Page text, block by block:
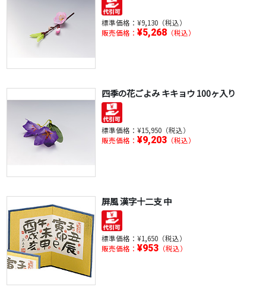
標準価格： ¥9,130（税込）
販売価格： ¥5,268（税込）
四季の花ごよみ キキョウ 100ヶ入り
標準価格： ¥15,950（税込）
販売価格： ¥9,203（税込）
屏風 漢字十二支 中
標準価格： ¥1,650（税込）
販売価格： ¥953（税込）